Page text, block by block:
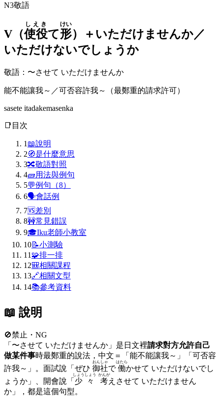
N3敬語
V（使役
しえき
て形
けい
）＋ いただけませんか／
いただけないでしょうか
敬語 ： 〜させて いただけませんか
能不能讓我～／可否容許我～（最鄭重的請求許可）
sasete itadakemasenka
📑 目次
1 📖說明
2🧭是什麼意思
3🔀敬語對照
4🧱用法與例句
5💬例句（8）
6🗣會話例
7🆚差別
8🚧常見錯誤
9🎓Iku老師小教室
10📝小測驗
11 🧩排一排
12🎒相關課程
13🔗相關文型
14📚參考資料
📖 說明
🚫禁止・NG
「〜させて いただけませんか」是日文裡請求對方允許自己
做某件事時最鄭重的說法，中文＝「能不能讓我～」「可否容
許我～」。面試說「ぜひ 御社
おんしゃ
で働
はたら
かせて いただけないでし
ょうか」、開會說「 少々
しょうしょう
考
かんが
えさせて いただけません
か」，都是這個句型。